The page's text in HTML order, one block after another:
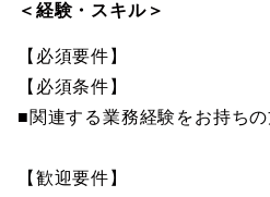
＜経験・スキル＞
【必須要件】
【必須条件】
■関連する業務経験をお持ち
【歓迎要件】